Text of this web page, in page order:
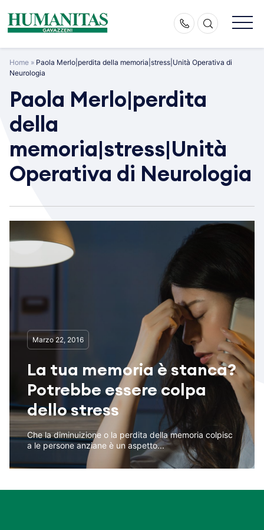
content
Home » Paola Merlo|perdita della memoria|stress|Unità Operativa di
Neurologia
Paola Merlo|perdita
della
memoria|stress|Unità
Operativa di Neurologia
Marzo 22, 2016
La tua memoria è stanca?
Potrebbe essere colpa
dello stress
Che la diminuizione o la perdita della memoria colpisc
a le persone anziane è un aspetto...